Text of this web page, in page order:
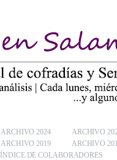
ARCHIVO 2024 ARCHIVO
ARCHIVO 2019 ARCHIVO
ÍNDICE DE COLABORADORES